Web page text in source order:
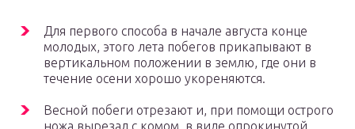
Для первого способа в начале августа конце
молодых, этого лета побегов прикапывают в
вертикальном положении в землю, где они в
течение осени хорошо укореняются.
Весной побеги отрезают и, при помощи острого
ножа вырезал с комом, в виде опрокинутой